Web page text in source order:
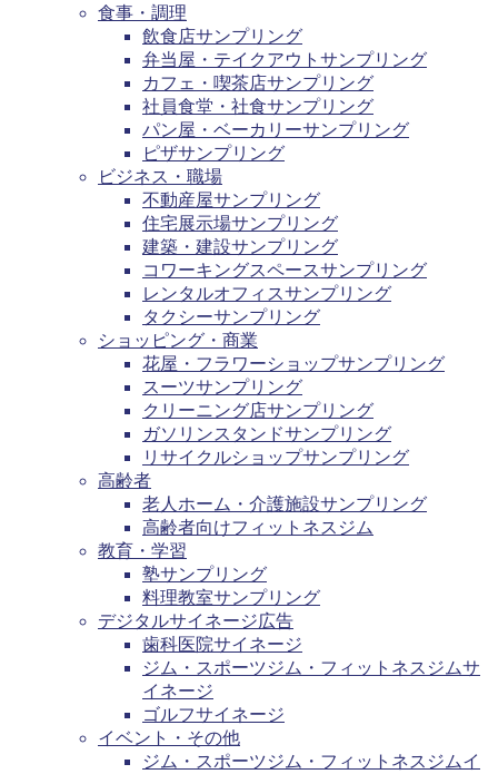
食事・調理
飲食店サンプリング
弁当屋・テイクアウトサンプリング
カフェ・喫茶店サンプリング
社員食堂・社食サンプリング
パン屋・ベーカリーサンプリング
ピザサンプリング
ビジネス・職場
不動産屋サンプリング
住宅展示場サンプリング
建築・建設サンプリング
コワーキングスペースサンプリング
レンタルオフィスサンプリング
タクシーサンプリング
ショッピング・商業
花屋・フラワーショップサンプリング
スーツサンプリング
クリーニング店サンプリング
ガソリンスタンドサンプリング
リサイクルショップサンプリング
高齢者
老人ホーム・介護施設サンプリング
高齢者向けフィットネスジム
教育・学習
塾サンプリング
料理教室サンプリング
デジタルサイネージ広告
歯科医院サイネージ
ジム・スポーツジム・フィットネスジムサ
イネージ
ゴルフサイネージ
イベント・その他
ジム・スポーツジム・フィットネスジムイ